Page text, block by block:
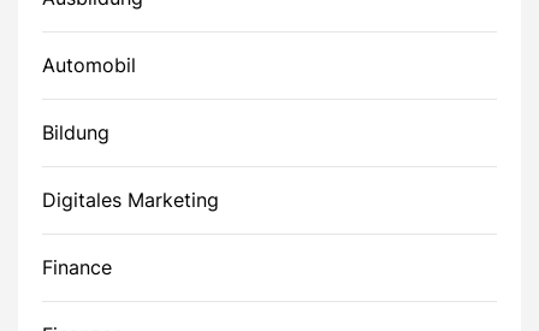
Automobil
Bildung
Digitales Marketing
Finance